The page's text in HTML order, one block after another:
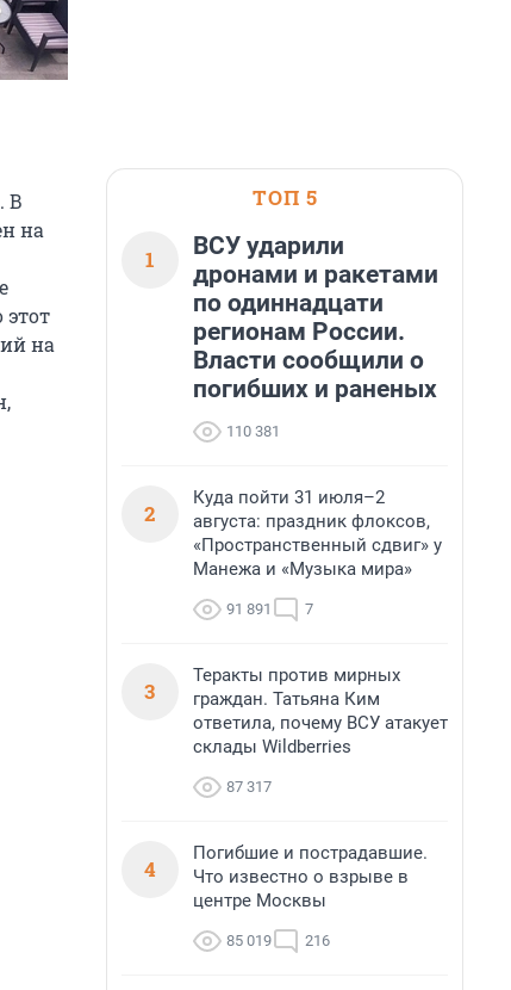
В
на
на
ТОП 5
1
ВСУ ударили
дронами и ракетами
по одиннадцати
регионам России.
Власти сообщили о
погибших и раненых
110 381
2
Куда пойти 31 июля–2
августа: праздник флоксов,
«Пространственный сдвиг» у
Манежа и «Музыка мира»
91 891 7
3
Теракты против мирных
граждан. Татьяна Ким
ответила, почему ВСУ атакует
склады Wildberries
87 317
4
Погибшие и пострадавшие.
Что известно о взрыве в
центре Москвы
85 019 216